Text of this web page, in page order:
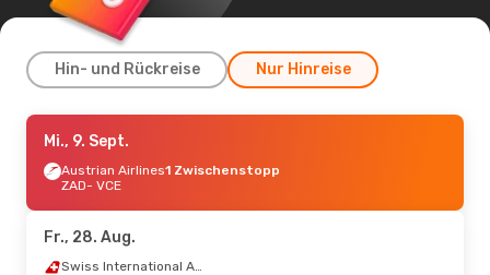
Hin- und Rückreise Nur Hinreise
Di., 8. Sept.
Austrian Airlines
1 Zwischenstopp
Austrian Airlines
1 Zwischenstopp
VCE- ZAD
Mi., 9. Sept.
Austrian Airlines1 Zwischenstopp
ZAD- VCE
Fr., 28. Aug.
Swiss International Air Lines